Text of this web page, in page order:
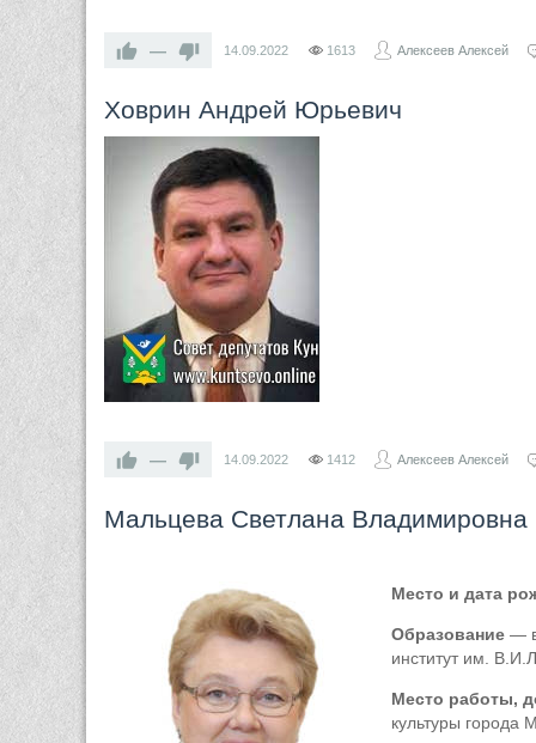
— 14.09.2022 1613 Алексеев Алексей
Ховрин Андрей Юрьевич
— 14.09.2022 1412 Алексеев Алексей
Мальцева Светлана Владимировна
Место и дата
Образование —
институт им.
Место работы,
культуры города